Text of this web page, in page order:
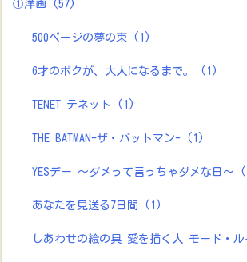
①洋画 (57)
500ページの夢の束 (1)
6才のボクが、大人になるまで。 (1)
TENET テネット (1)
THE BATMAN-ザ・バットマン- (1)
YESデー ～ダメって言っちゃダメな日～
あなたを見送る7日間 (1)
しあわせの絵の具 愛を描く人 モード・ル